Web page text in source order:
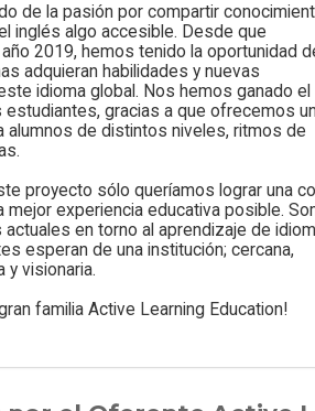
de la pasión por compartir
inglés algo accesible. Desde que
2019, hemos tenido la oportunidad
adquieran habilidades y nuevas
idioma global. Nos hemos ganado el
gracias a que ofrecemos
alumnos de distintos niveles, ritmos de
proyecto sólo queríamos lograr una
experiencia educativa posible.
en torno al aprendizaje de
esperan de una institución; cercana,
y visionaria.
familia Active Learning Education!